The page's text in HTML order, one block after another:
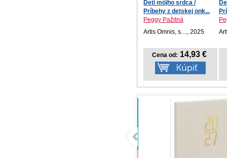
Deti môjho srdca /
Príbehy z detskej onk...
Peggy Pažitná
Artis Omnis, s...., 2025
Cena od: 14,93 €